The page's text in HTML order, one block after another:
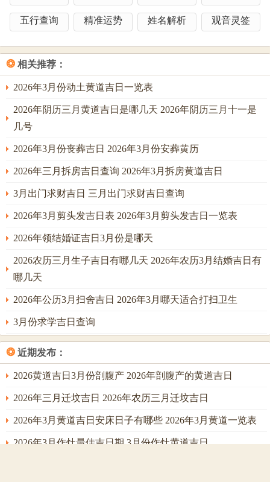
当日宜忌：✓强效匹配：嫁娶、冠笄、祭祀、✓附加吉兆：
祈福、斋醮、✗首要规避：破土、安床、✗次要规避：开
仓、出货财，
风水能量介绍：财位：正西（宜摆放金属饰品）、喜神：西
南（利于宴请）、吉时：午时（11：00-13：00）（建议在此
区间完成核心仪式），
公历：2025年11月12日星期三，
农历：乙巳年十月廿一日，
天干地支：乙巳 丁亥 乙巳，
【宜】嫁娶 纳采 订盟 移徙 入宅 开市 祭祀 祈福，
【忌】破土 安葬 修坟 造桥，
【冲】蛇日冲(猪)|岁破方位：东方，
祈福、开市、✗首要规避：破土、安葬、✗次要规避：修
坟、造桥，
风水能量介绍：财位：正南（宜摆放红色花卉）、喜神：西
间完成核心仪式），
公历：2025年11月15日星期六，
五行查询 精准运势 姓名解析 观音灵签
❂ 相关推荐：
2026年3月份动土黄道吉日一览表
2026年阴历三月黄道吉日是哪几天 2026年阴历三月十一是
几号
2026年3月份丧葬吉日 2026年3月份安葬黄历
2026年三月拆房吉日查询 2026年3月拆房黄道吉日
3月出门求财吉日 三月出门求财吉日查询
2026年3月剪头发吉日表 2026年3月剪头发吉日一览表
2026年领结婚证吉日3月份是哪天
2026农历三月生子吉日有哪几天 2026年农历3月结婚吉日有
哪几天
2026年公历3月扫舍吉日 2026年3月哪天适合打扫卫生
3月份求学吉日查询
❂ 近期发布：
2026黄道吉日3月份剖腹产 2026年剖腹产的黄道吉日
2026年三月迁坟吉日 2026年农历三月迁坟吉日
2026年3月黄道吉日安床日子有哪些 2026年3月黄道一览表
2026年3月作灶最佳吉日期 3月份作灶黄道吉日